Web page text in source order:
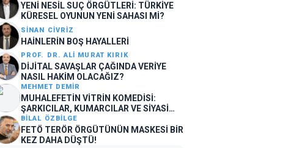
YENİ NESİL SUÇ ÖRGÜTLERİ: TÜRKİYE
KÜRESEL OYUNUN YENİ SAHASI Mİ?
SINAN CIVRIZ
HAİNLERİN BOŞ HAYALLERİ
PROF. DR. ALI MURAT KIRIK
DİJİTAL SAVAŞLAR ÇAĞINDA VERİYE
NASIL HAKİM OLACAĞIZ?
MEHMET DEMIR
MUHALEFETİN VİTRİN KOMEDİSİ:
ŞARKICILAR, KUMARCILAR VE SİYASİ
İLLÜZYONLAR
BILAL ÖZBILGE
FETÖ TERÖR ÖRGÜTÜNÜN MASKESİ BİR
KEZ DAHA DÜŞTÜ!